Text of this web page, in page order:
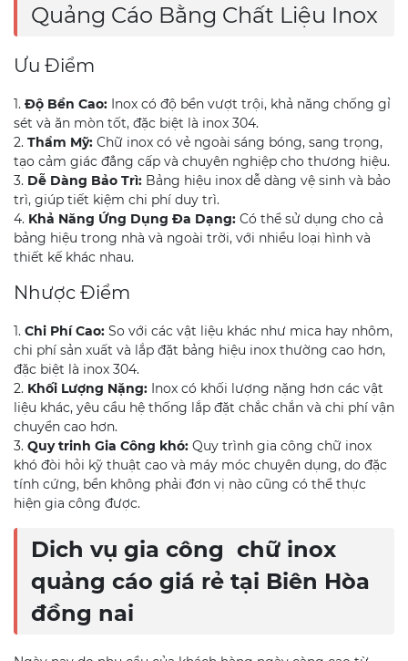
Quảng Cáo Bằng Chất Liệu Inox
Ưu Điểm
1. Độ Bền Cao: Inox có độ bền vượt trội, khả năng chống gỉ
sét và ăn mòn tốt, đặc biệt là inox 304.
2. Thẩm Mỹ: Chữ inox có vẻ ngoài sáng bóng, sang trọng,
tạo cảm giác đẳng cấp và chuyên nghiệp cho thương hiệu.
3. Dễ Dàng Bảo Trì: Bảng hiệu inox dễ dàng vệ sinh và bảo
trì, giúp tiết kiệm chi phí duy trì.
4. Khả Năng Ứng Dụng Đa Dạng: Có thể sử dụng cho cả
bảng hiệu trong nhà và ngoài trời, với nhiều loại hình và
thiết kế khác nhau.
Nhược Điểm
1. Chi Phí Cao: So với các vật liệu khác như mica hay nhôm,
chi phí sản xuất và lắp đặt bảng hiệu inox thường cao hơn,
đặc biệt là inox 304.
2. Khối Lượng Nặng: Inox có khối lượng nặng hơn các vật
liệu khác, yêu cầu hệ thống lắp đặt chắc chắn và chi phí vận
chuyển cao hơn.
3. Quy trinh Gia Công khó: Quy trình gia công chữ inox
khó đòi hỏi kỹ thuật cao và máy móc chuyên dụng, do đặc
tính cứng, bền không phải đơn vị nào cũng có thể thực
hiện gia công được.
Dich vụ gia công chữ inox
quảng cáo giá rẻ tại Biên Hòa
đồng nai